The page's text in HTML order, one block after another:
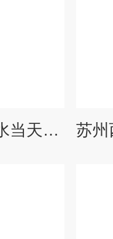
余姚西门子电机进水当天检测维修